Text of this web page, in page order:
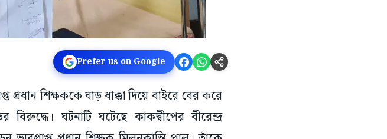
Prefer us on Google
প্রধান শিক্ষককে ঘাড় ধাক্কা দিয়ে বাইরে বের করে
ঘটনাটি ঘটেছে কাকদ্বীপের বীরেন্দ্র